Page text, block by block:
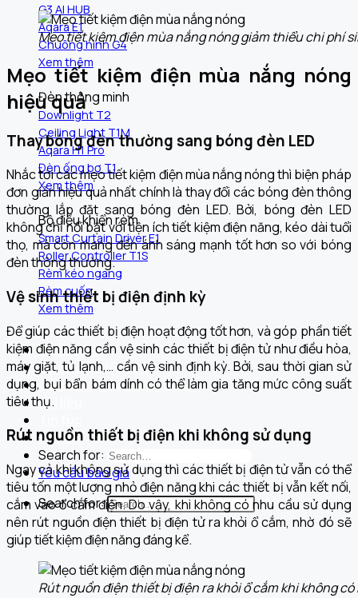
G3 AI HUB
Aqara E1
Chuông hình G4
Xem thêm
Đèn thông minh
Downlight T2
Ceiling Light T1M
Aqara H1 Pro
Đèn ống bơ T1
Xem thêm
Bộ điều khiển rèm
Smart Curtain Driver E1
Roller Controller T1S
Rèm kéo ngang
Rèm cuốn
Xem thêm
Khám phá
Dự án đã triển khai
Câu chuyện thương hiệu
Tài liệu
Liên hệ
Search for:
Yêu cầu báo giá
Search for:
Mẹo tiết kiệm điện mùa nắng nóng giảm thiểu chi phí
Mẹo tiết kiệm điện mùa nắng nóng
hiệu quả
Thay bóng đèn thường sang bóng đèn LED
Nhắc tới các mẹo tiết kiệm điện mùa nắng nóng thì biện pháp
đơn giản hiệu quả nhất chính là thay đổi các bóng đèn thông
thường lắp đặt sang bóng đèn LED. Bởi, bóng đèn LED
không chỉ nổi bật với tiện ích tiết kiệm điện năng, kéo dài tuổi
thọ, mà còn mang đến ánh sáng mạnh tốt hơn so với bóng
đèn thông thường.
Vệ sinh thiết bị điện định kỳ
Để giúp các thiết bị điện hoạt động tốt hơn, và góp phần tiết
kiệm điện năng cần vệ sinh các thiết bị điện tử như điều hòa,
máy giặt, tủ lạnh,… cần vệ sinh định kỳ. Bởi, sau thời gian sử
dụng, bụi bẩn bám dính có thể làm gia tăng mức công suất
tiêu thụ.
Rút nguồn thiết bị điện khi không sử dụng
Ngay cả khi không sử dụng thì các thiết bị điện tử vẫn có thể
tiêu tốn một lượng nhỏ điện năng khi các thiết bị vẫn kết nối,
cắm vào ổ cắm điện. Do vậy, khi không có nhu cầu sử dụng
nên rút nguồn điện thiết bị điện tử ra khỏi ổ cắm, nhờ đó sẽ
giúp tiết kiệm điện năng đáng kể.
Rút nguồn điện thiết bị điện ra khỏi ổ cắm khi không